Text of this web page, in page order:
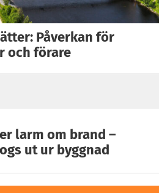
Påverkan för
och förare
larm om brand –
ut ur byggnad